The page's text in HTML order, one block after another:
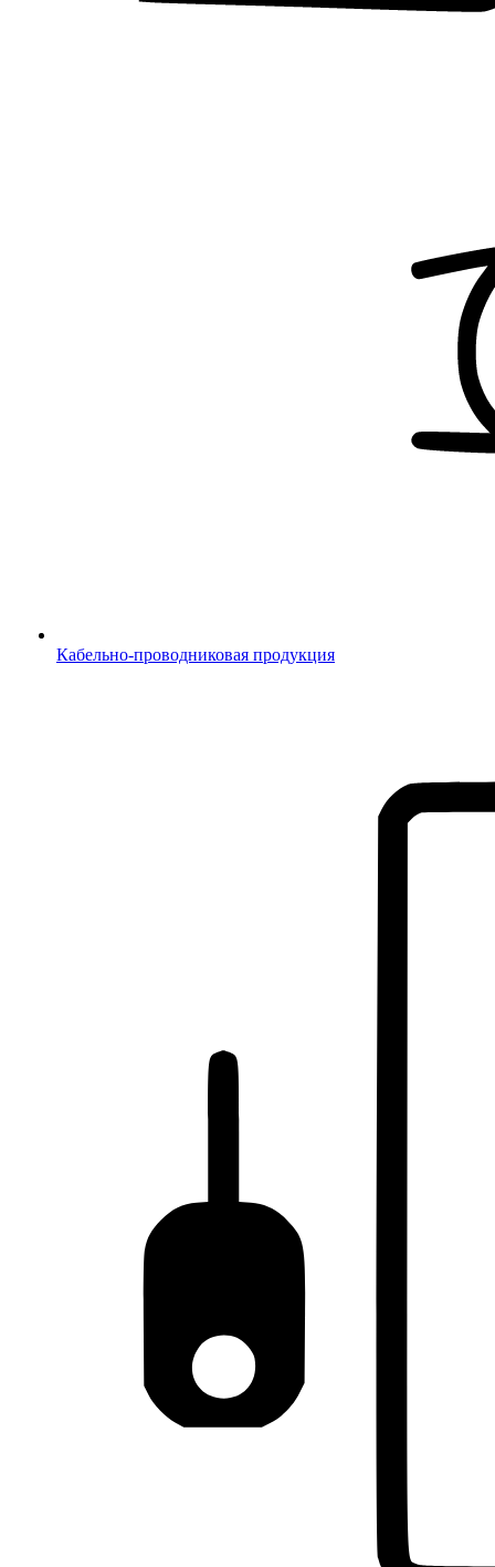
Кабельно-проводниковая продукция